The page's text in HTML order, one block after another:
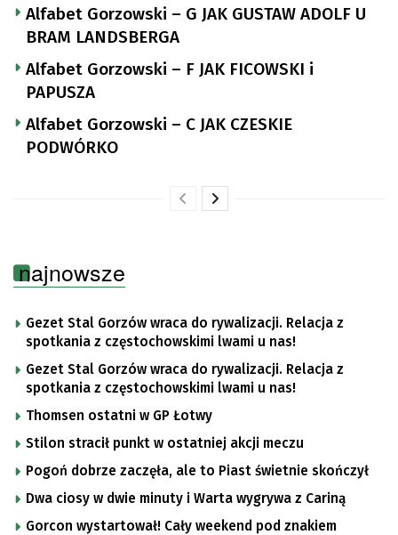
Alfabet Gorzowski – G JAK GUSTAW ADOLF U
BRAM LANDSBERGA
Alfabet Gorzowski – F JAK FICOWSKI i
PAPUSZA
Alfabet Gorzowski – C JAK CZESKIE
PODWÓRKO
najnowsze
Gezet Stal Gorzów wraca do rywalizacji. Relacja z
spotkania z częstochowskimi lwami u nas!
Gezet Stal Gorzów wraca do rywalizacji. Relacja z
spotkania z częstochowskimi lwami u nas!
Thomsen ostatni w GP Łotwy
Stilon stracił punkt w ostatniej akcji meczu
Pogoń dobrze zaczęła, ale to Piast świetnie skończył
Dwa ciosy w dwie minuty i Warta wygrywa z Cariną
Gorcon wystartował! Cały weekend pod znakiem